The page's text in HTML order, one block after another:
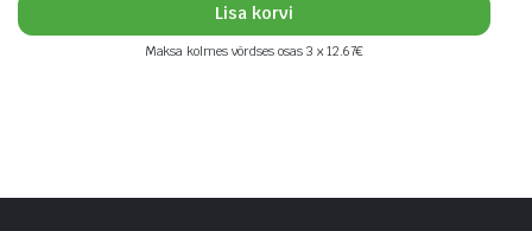
Lisa korvi
Maksa kolmes võrdses osas 3 x 12.67€